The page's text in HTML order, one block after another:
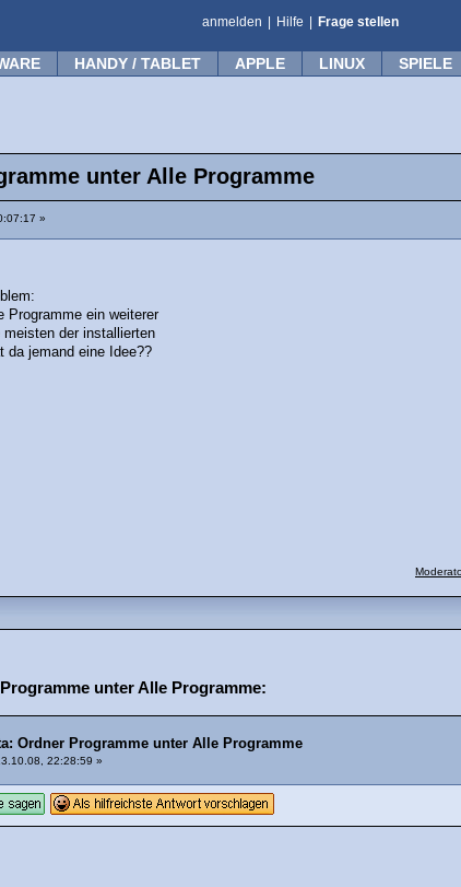
anmelden Hilfe Frage stellen
HANDY / TABLET APPLE LINUX SPIELE
unter Alle Programme
»
Programme ein weiterer
meisten der installierten
da jemand eine Idee??
unter Alle Programme:
Ordner Programme unter Alle Programme
22:28:59 »